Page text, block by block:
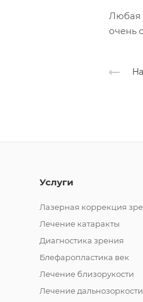
Любая
очень
Услуги
Лазерная коррекция
Лечение катаракты
Диагностика зрения
Блефаропластика век
Лечение близорукости
Лечение дальнозоркости